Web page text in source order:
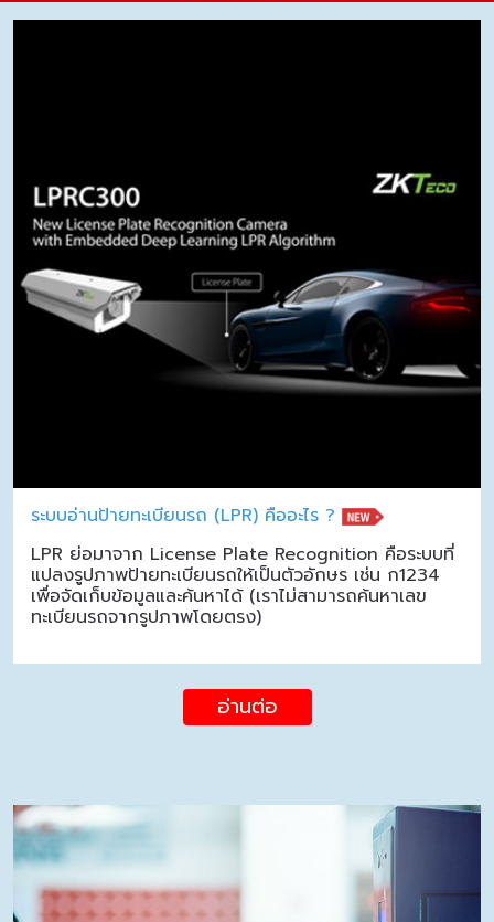
ระบบอ่านป้ายทะเบียนรถ (LPR) คืออะไร ?
LPR ย่อมาจาก License Plate Recognition คือระบบที่
แปลงรูปภาพป้ายทะเบียนรถให้เป็นตัวอักษร เช่น ก1234
เพื่อจัดเก็บข้อมูลและค้นหาได้ (เราไม่สามารถค้นหาเลข
ทะเบียนรถจากรูปภาพโดยตรง)
อ่านต่อ